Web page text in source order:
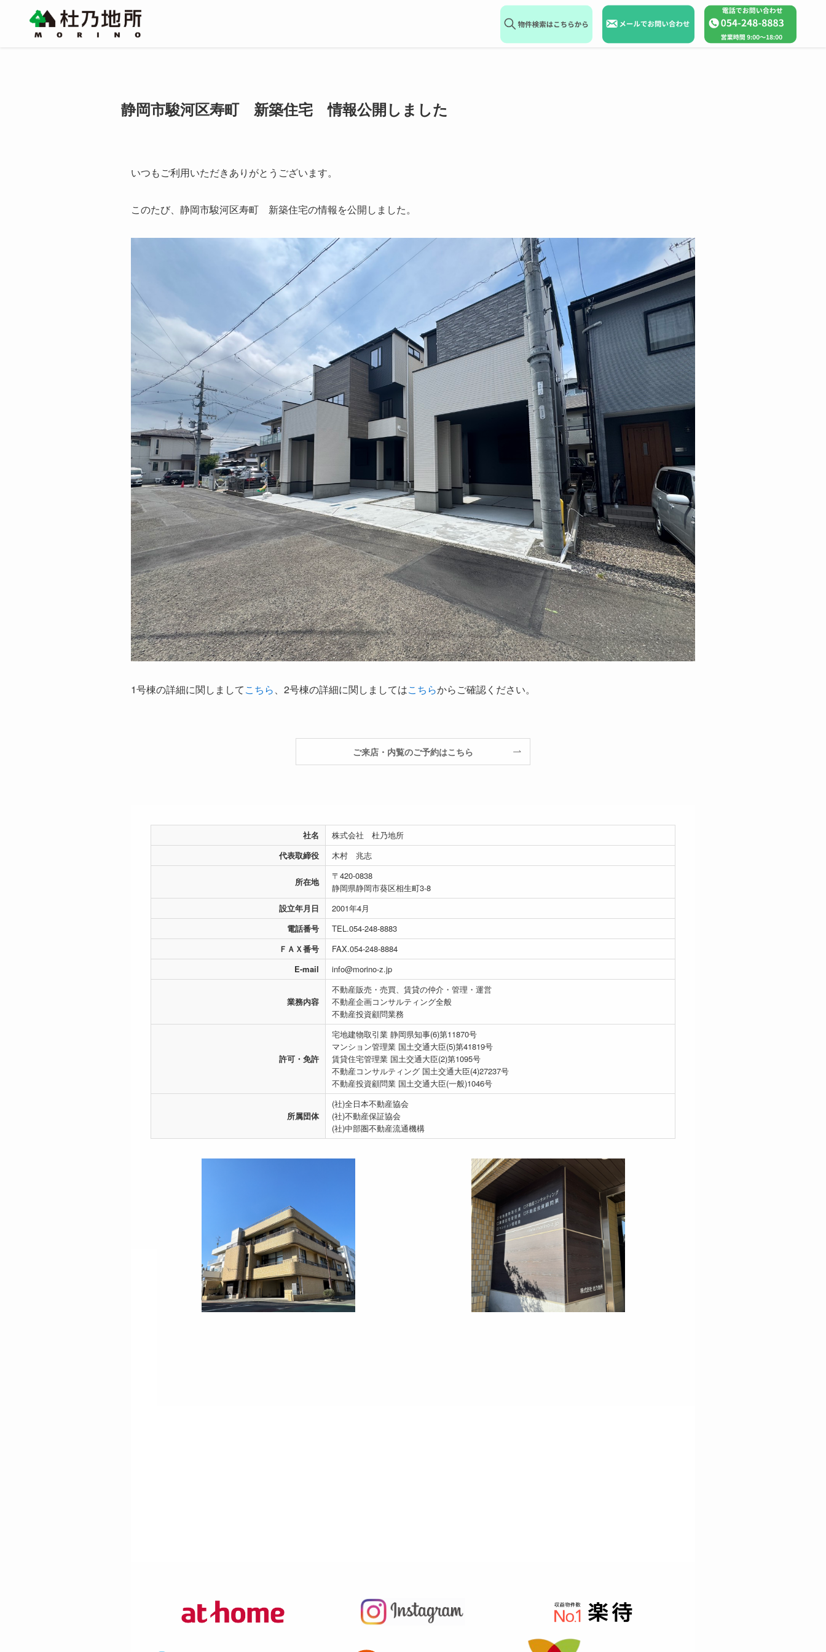
静岡市駿河区寿町 新築住宅 情報公開しました
いつもご利用いただきありがとうございます。
このたび、静岡市駿河区寿町 新築住宅の情報を公開しました。
1号棟の詳細に関しましてこちら、2号棟の詳細に関しましてはこちらからご確認ください。
ご来店・内覧のご予約はこちら
社名
株式会社 杜乃地所
代表取締役
木村 兆志
所在地
〒420-0838
静岡県静岡市葵区相生町3-8
設立年月日
2001年4月
電話番号
TEL.054-248-8883
ＦＡＸ番号
FAX.054-248-8884
E-mail
info@morino-z.jp
業務内容
不動産販売・売買、賃貸の仲介・管理・運営
不動産企画コンサルティング全般
不動産投資顧問業務
許可・免許
宅地建物取引業 静岡県知事(6)第11870号
マンション管理業 国土交通大臣(5)第41819号
賃貸住宅管理業 国土交通大臣(2)第1095号
不動産コンサルティング 国土交通大臣(4)27237号
不動産投資顧問業 国土交通大臣(一般)1046号
所属団体
(社)全日本不動産協会
(社)不動産保証協会
(社)中部圏不動産流通機構